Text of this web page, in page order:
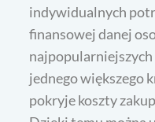
indywidualnych
finansowej danej
jednego większego
pokryje koszty